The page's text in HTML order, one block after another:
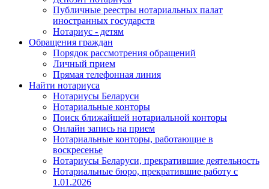
Публичные реестры нотариальных палат
иностранных государств
Нотариус - детям
Обращения граждан
Порядок рассмотрения обращений
Личный прием
Прямая телефонная линия
Найти нотариуса
Нотариусы Беларуси
Нотариальные конторы
Поиск ближайшей нотариальной конторы
Онлайн запись на прием
Нотариальные конторы, работающие в
воскресенье
Нотариусы Беларуси, прекратившие деятельность
Нотариальные бюро, прекратившие работу с
1.01.2026